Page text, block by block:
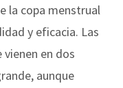
la copa menstrual
y eficacia. Las
en dos
aunque